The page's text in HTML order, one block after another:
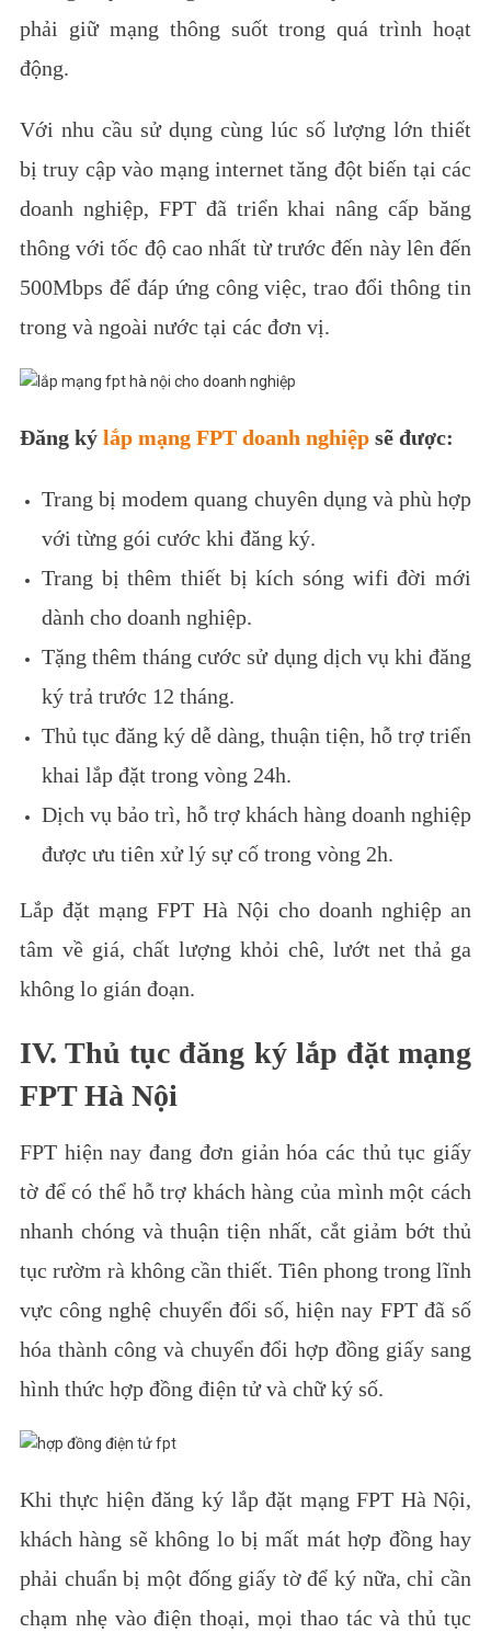
phải giữ mạng thông suốt trong quá trình hoạt
động.
Với nhu cầu sử dụng cùng lúc số lượng lớn thiết
bị truy cập vào mạng internet tăng đột biến tại các
doanh nghiệp, FPT đã triển khai nâng cấp băng
thông với tốc độ cao nhất từ trước đến này lên đến
500Mbps để đáp ứng công việc, trao đổi thông tin
trong và ngoài nước tại các đơn vị.
Đăng ký lắp mạng FPT doanh nghiệpsẽ được:
Trang bị modem quang chuyên dụng và phù hợp
với từng gói cước khi đăng ký.
Trang bị thêm thiết bị kích sóng wifi đời mới
dành cho doanh nghiệp.
Tặng thêm tháng cước sử dụng dịch vụ khi đăng
ký trả trước 12 tháng.
Thủ tục đăng ký dễ dàng, thuận tiện, hỗ trợ triển
khai lắp đặt trong vòng 24h.
Dịch vụ bảo trì, hỗ trợ khách hàng doanh nghiệp
được ưu tiên xử lý sự cố trong vòng 2h.
Lắp đặt mạng FPT Hà Nội cho doanh nghiệp an
tâm về giá, chất lượng khỏi chê, lướt net thả ga
không lo gián đoạn.
IV. Thủ tục đăng ký lắp đặt mạng
FPT Hà Nội
FPT hiện nay đang đơn giản hóa các thủ tục giấy
tờ để có thể hỗ trợ khách hàng của mình một cách
nhanh chóng và thuận tiện nhất, cắt giảm bớt thủ
tục rườm rà không cần thiết.Tiên phong trong lĩnh
vực công nghệ chuyển đổi số, hiện nay FPT đã số
hóa thành công và chuyển đổi hợp đồng giấy sang
hình thức hợp đồng điện tử và chữ ký số.
Khi thực hiện đăng ký lắp đặt mạng FPT Hà Nội,
khách hàng sẽ không lo bị mất mát hợp đồng hay
phải chuẩn bị một đống giấy tờ để ký nữa, chỉ cần
chạm nhẹ vào điện thoại, mọi thao tác và thủ tục